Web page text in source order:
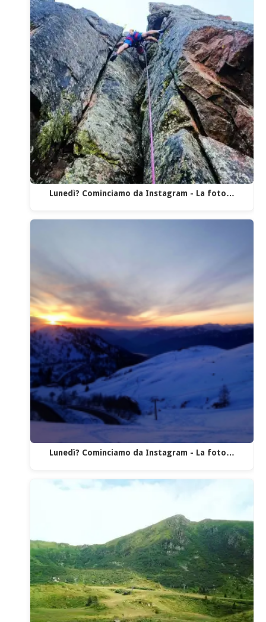
Lunedì? Cominciamo da Instagram - La foto…
Lunedì? Cominciamo da Instagram - La foto…